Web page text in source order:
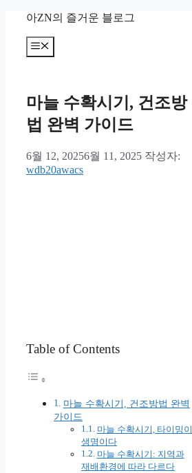
아ZN의 즐거운 블로그
메
뉴
마늘 수확시기, 건조방
법 완벽 가이드
6월 12, 20256월 11, 2025 작성자:
wdb20awacs
Table of Contents
마늘 수확시기, 건조방법 완벽
가이드
마늘 수확시기, 타이밍이
생명이다
마늘 수확시기: 지역과
재배환경에 따라 다르다